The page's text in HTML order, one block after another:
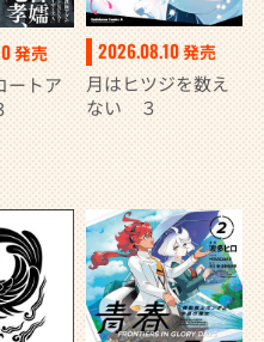
発売
ートア
2026.08.10発売
月はヒツジを数え
ない ３